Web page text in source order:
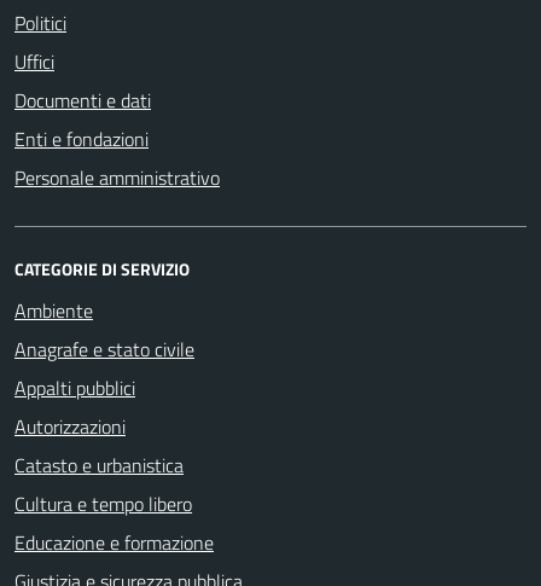
Politici
Uffici
Documenti e dati
Enti e fondazioni
Personale amministrativo
CATEGORIE DI SERVIZIO
Ambiente
Anagrafe e stato civile
Appalti pubblici
Autorizzazioni
Catasto e urbanistica
Cultura e tempo libero
Educazione e formazione